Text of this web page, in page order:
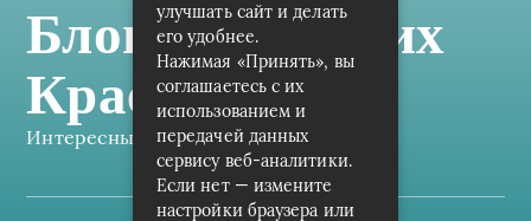
Блог Самарских
Краеведов
Интересные заметки каждый день
улучшать сайт и делать
его удобнее.
Нажимая «Принять», вы
соглашаетесь с их
использованием и
передачей данных
сервису веб-аналитики.
Если нет — измените
настройки браузера или